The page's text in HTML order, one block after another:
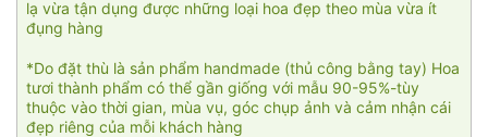
lạ vừa tận dụng được những loại hoa đẹp theo mùa vừa ít
đụng hàng
*Do đặt thù là sản phẩm handmade (thủ công bằng tay) Hoa
tươi thành phẩm có thể gần giống với mẫu 90-95%-tùy
thuộc vào thời gian, mùa vụ, góc chụp ảnh và cảm nhận cái
đẹp riêng của mỗi khách hàng